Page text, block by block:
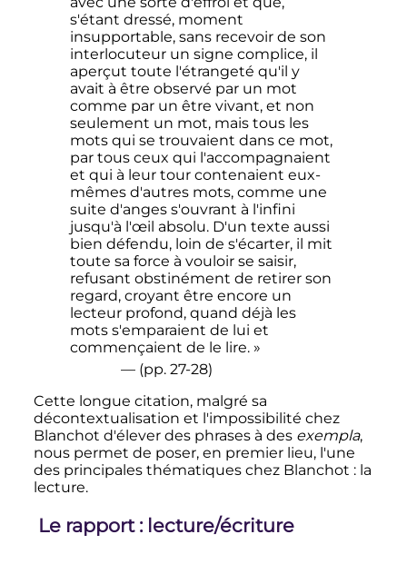
s'étant dressé, moment
insupportable, sans recevoir de son
interlocuteur un signe complice, il
aperçut toute l'étrangeté qu'il y
avait à être observé par un mot
comme par un être vivant, et non
seulement un mot, mais tous les
mots qui se trouvaient dans ce mot,
par tous ceux qui l'accompagnaient
et qui à leur tour contenaient eux-
mêmes d'autres mots, comme une
suite d'anges s'ouvrant à l'infini
jusqu'à l'œil absolu. D'un texte aussi
bien défendu, loin de s'écarter, il mit
toute sa force à vouloir se saisir,
refusant obstinément de retirer son
regard, croyant être encore un
lecteur profond, quand déjà les
mots s'emparaient de lui et
commençaient de le lire. »
— (pp. 27-28)
Cette longue citation, malgré sa
décontextualisation et l'impossibilité chez
Blanchot d'élever des phrases à des exempla,
nous permet de poser, en premier lieu, l'une
des principales thématiques chez Blanchot : la
lecture.
Le rapport : lecture/écriture